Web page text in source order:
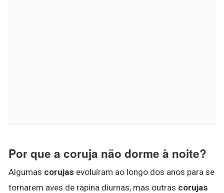
Por que a coruja não dorme à noite?
Algumas corujas evoluíram ao longo dos anos para se
tornarem aves de rapina diurnas, mas outras corujas